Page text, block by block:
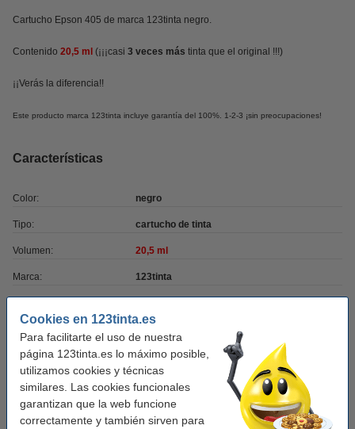
Cookies en 123tinta.es
Para facilitarte el uso de nuestra
página 123tinta.es lo máximo posible,
utilizamos cookies y técnicas
similares. Las cookies funcionales
garantizan que la web funcione
correctamente y también sirven para
Cartucho Epson 405 de marca 123tinta negro.
Contenido 20,5 ml (¡¡¡casi 3 veces más tinta que el original !!!)
¡¡Verás la diferencia!!
Este producto marca 123tinta incluye garantía del 100%. 1-2-3 ¡sin preocupaciones!
Características
Color: negro
Tipo: cartucho de tinta
Volumen: 20,5 ml
Marca: 123tinta
Añade el color cian
Epson 405 Cartucho de tinta cian (marca
123tinta)
17,50 €